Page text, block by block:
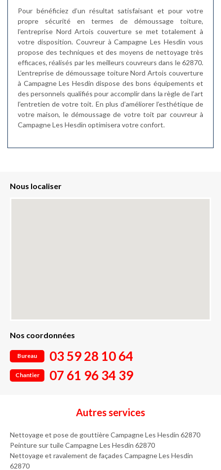
Pour bénéficiez d’un résultat satisfaisant et pour votre
propre sécurité en termes de démoussage toiture,
l’entreprise Nord Artois couverture se met totalement à
votre disposition. Couvreur à Campagne Les Hesdin vous
propose des techniques et des moyens de nettoyage très
efficaces, réalisés par les meilleurs couvreurs dans le 62870.
L’entreprise de démoussage toiture Nord Artois couverture
à Campagne Les Hesdin dispose des bons équipements et
des personnels qualifiés pour accomplir dans la règle de l’art
l’entretien de votre toit. En plus d’améliorer l’esthétique de
votre maison, le démoussage de votre toit par couvreur à
Campagne Les Hesdin optimisera votre confort.
Nous localiser
Nos coordonnées
Bureau 03 59 28 10 64
Chantier 07 61 96 34 39
Autres services
Nettoyage et pose de gouttière Campagne Les Hesdin 62870
Peinture sur tuile Campagne Les Hesdin 62870
Nettoyage et ravalement de façades Campagne Les Hesdin
62870